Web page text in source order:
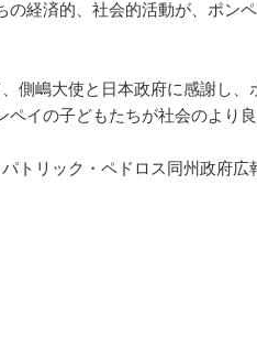
経済的、社会的活動が、ポン
側嶋大使と日本政府に感謝し
イの子どもたちが社会のより
トリック・ペドロス同州政府